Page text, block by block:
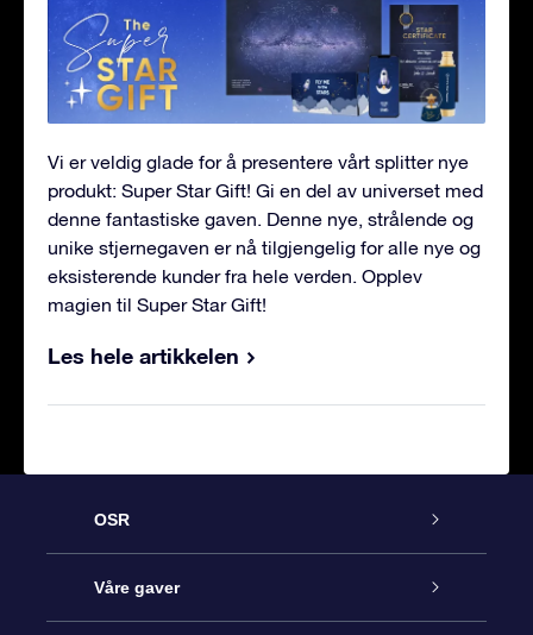
Vi er veldig glade for å presentere vårt splitter nye
produkt: Super Star Gift! Gi en del av universet med
denne fantastiske gaven. Denne nye, strålende og
unike stjernegaven er nå tilgjengelig for alle nye og
eksisterende kunder fra hele verden. Opplev
magien til Super Star Gift!
Les hele artikkelen
OSR
Kundeservice
Våre gaver